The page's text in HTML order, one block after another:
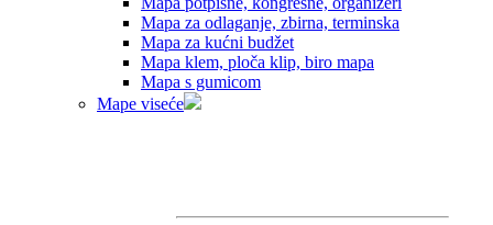
Mapa za odlaganje, zbirna, terminska
Mapa za kućni budžet
Mapa klem, ploča klip, biro mapa
Mapa s gumicom
Mape viseće